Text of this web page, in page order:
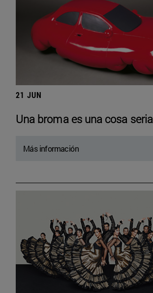
21 JUN
Una broma es una cosa seria
Más información